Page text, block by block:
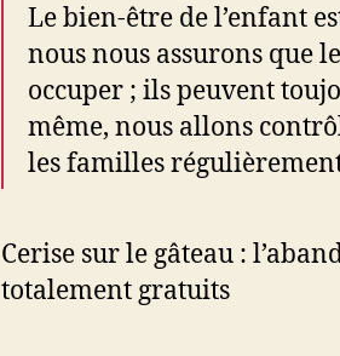
Le bien-être de l’enfant
nous nous assurons que
occuper ; ils peuvent
même, nous allons
les familles
Cerise sur le gâteau :
totalement gratuits